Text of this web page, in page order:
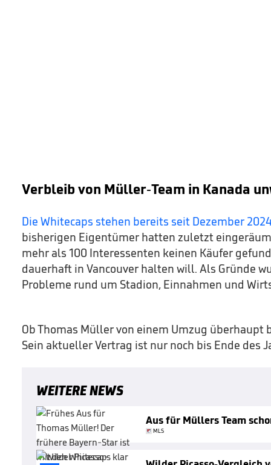
Verbleib von Müller-Team in Kanada
Die Whitecaps stehen bereits seit Dezember
bisherigen Eigentümer hatten zuletzt
mehr als 100 Interessenten keinen Käufer
dauerhaft in Vancouver halten will. Als Gründe
Probleme rund um Stadion, Einnahmen und
Ob Thomas Müller von einem Umzug überhaupt
Sein aktueller Vertrag ist nur noch bis Ende des
WEITERE NEWS
Aus für Müllers Team
MLS